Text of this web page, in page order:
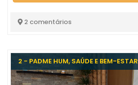
2 comentários
2 - PADME HUM, SAÚDE E BEM-ESTAR